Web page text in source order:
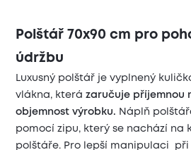
Polštář 70x90 cm pro
údržbu
Luxusný polštář je vyplnený
vlákna, kterázaručuje příjemnou
objemnost výrobku. Náplň
pomocí zipu, který se nachází na
polštáře. Pro lepší manipulaci